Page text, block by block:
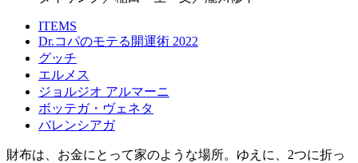
ITEMS
Dr.コパのモテる開運術 2022
グッチ
エルメス
ジョルジオ アルマーニ
ボッテガ・ヴェネタ
バレンシアガ
財布は、お金にとって家のような場所。ゆえに、2つに折っ